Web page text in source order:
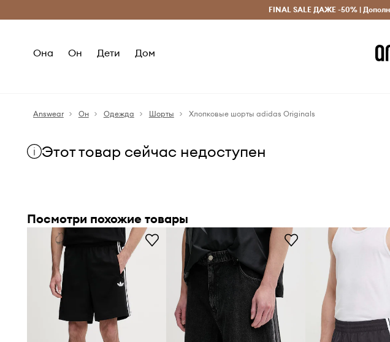
Бесплатная доставка из ЕС (от 2800 грн) Исключительно
FINAL SALE ДАЖЕ -50% |
Она Он Дети Дом
Answear Он Одежда Шорты Хлопковые шорты adidas Originals
Этот товар сейчас недоступен
Посмотри похожие товары